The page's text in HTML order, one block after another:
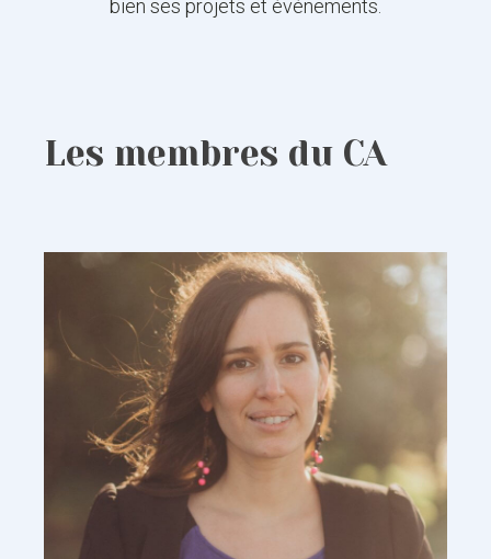
bien ses projets et événements.
Les membres du CA